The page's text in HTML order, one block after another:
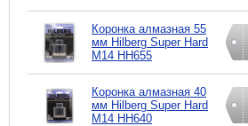
Коронка алмазная 55
мм Hilberg Super Hard
M14 HH655
Коронка алмазная 40
мм Hilberg Super Hard
M14 HH640